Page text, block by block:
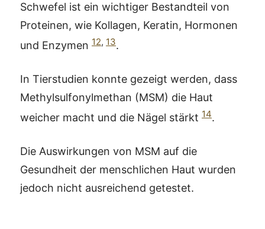
Schwefel ist ein wichtiger Bestandteil von
Proteinen, wie Kollagen, Keratin, Hormonen
und Enzymen 12, 13.
In Tierstudien konnte gezeigt werden, dass
Methylsulfonylmethan (MSM) die Haut
weicher macht und die Nägel stärkt 14.
Die Auswirkungen von MSM auf die
Gesundheit der menschlichen Haut wurden
jedoch nicht ausreichend getestet.